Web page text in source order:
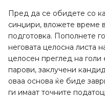
Пред да се обидете со
синџири, вложете време
подготовка. Пополнете
неговата целосна листа
целосен преглед на
парови, заклучени
оваа основа ќе биде
ги имаат точните